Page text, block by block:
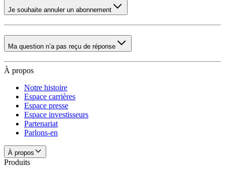
Je souhaite annuler un abonnement
Ma question n’a pas reçu de réponse
À propos
Notre histoire
Espace carrières
Espace presse
Espace investisseurs
Partenariat
Parlons-en
À propos
Produits